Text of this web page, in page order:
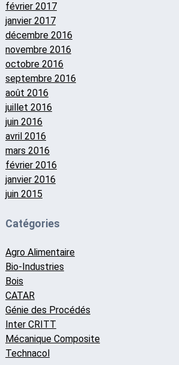
février 2017
janvier 2017
décembre 2016
novembre 2016
octobre 2016
septembre 2016
août 2016
juillet 2016
juin 2016
avril 2016
mars 2016
février 2016
janvier 2016
juin 2015
Catégories
Agro Alimentaire
Bio-Industries
Bois
CATAR
Génie des Procédés
Inter CRITT
Mécanique Composite
Technacol